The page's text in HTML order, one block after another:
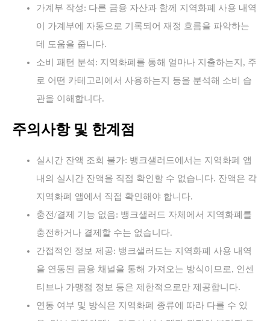
가계부 작성: 다른 금융 자산과 함께 지역화폐 사용 내역
이 가계부에 자동으로 기록되어 재정 흐름을 파악하는
데 도움을 줍니다.
소비 패턴 분석: 지역화폐를 통해 얼마나 지출하는지, 주
로 어떤 카테고리에서 사용하는지 등을 분석해 소비 습
관을 이해합니다.
주의사항 및 한계점
실시간 잔액 조회 불가: 뱅크샐러드에서는 지역화폐 앱
내의 실시간 잔액을 직접 확인할 수 없습니다. 잔액은 각
지역화폐 앱에서 직접 확인해야 합니다.
충전/결제 기능 없음: 뱅크샐러드 자체에서 지역화폐를
충전하거나 결제할 수는 없습니다.
간접적인 정보 제공: 뱅크샐러드는 지역화폐 사용 내역
을 연동된 금융 채널을 통해 가져오는 방식이므로, 인센
티브나 가맹점 정보 등은 제한적으로만 제공합니다.
연동 여부 및 방식은 지역화폐 종류에 따라 다를 수 있